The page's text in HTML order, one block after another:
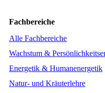
Fachbereiche
Alle Fachbereiche
Wachstum &
Energetik & Humanenergetik
Natur- und Kräuterlehre